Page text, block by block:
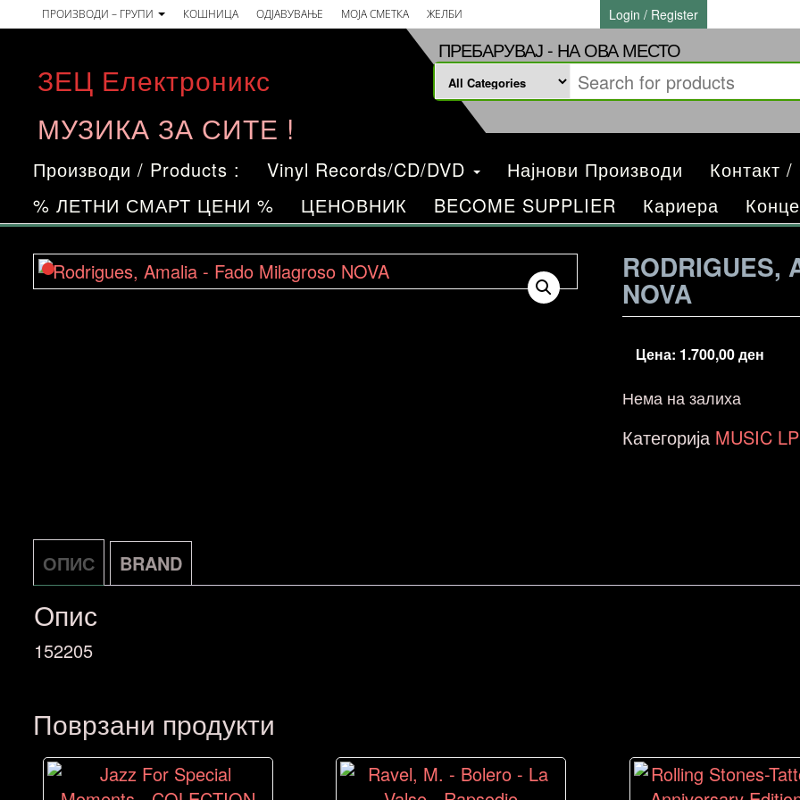
to
content
ПРОИЗВОДИ – ГРУПИ КОШНИЦА ОДЈАВУВАЊЕ МОЈА СМЕТКА ЖЕЛБИ Login / Register
ЗЕЦ Електроникс
МУЗИКА ЗА СИТЕ !
ПРЕБАРУВАЈ - НА ОВА МЕСТО
Производи / Products : Vinyl Records/CD/DVD Најнови Производи
Контакт
% ЛЕТНИ СМАРТ ЦЕНИ %
ЦЕНОВНИК BECOME SUPPLIER Кариера
RODRIGUES,
NOVA
Цена: 1.700,00ден
Нема на залиха
Категорија MUSIC
ОПИС BRAND
Опис
152205
Поврзани продукти